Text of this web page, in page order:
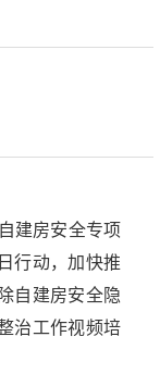
建房安全专项
行动，加快推
自建房安全隐
治工作视频培